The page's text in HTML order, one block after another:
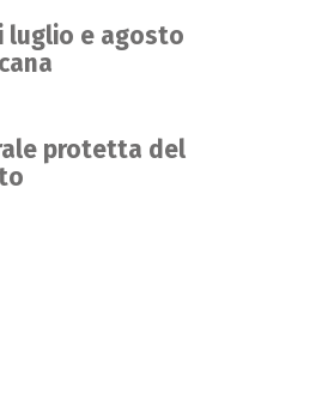
luglio e agosto
protetta del